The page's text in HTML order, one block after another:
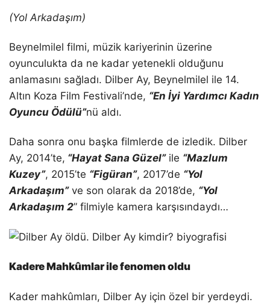
(Yol Arkadaşım)
Beynelmilel filmi, müzik kariyerinin üzerine
oyunculukta da ne kadar yetenekli olduğunu
anlamasını sağladı. Dilber Ay, Beynelmilel ile 14.
Altın Koza Film Festivali’nde, “En İyi Yardımcı Kadın
Oyuncu Ödülü”nü aldı.
Daha sonra onu başka filmlerde de izledik. Dilber
Ay, 2014’te, “Hayat Sana Güzel”ile “Mazlum
Kuzey”, 2015’te “Figüran”, 2017’de “Yol
Arkadaşım”ve son olarak da 2018’de, “Yol
Arkadaşım 2” filmiyle kamera karşısındaydı…
Kadere Mahkûmlar ile fenomen oldu
Kader mahkûmları, Dilber Ay için özel bir yerdeydi.